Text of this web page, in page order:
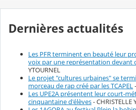
Dernières actualités
Les PFR terminent en beauté leur
voix par une représentation devant
YTOURNEL
Le projet "cultures urbaines" se
morceau de rap créé par les TCAPEL
Les UPE2A présentent leur court-
cinquantaine d'élèves- CHRISTELLE